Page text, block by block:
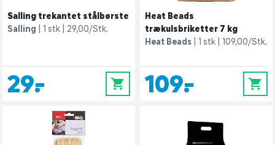
Salling trekantet stålbørste
Salling
1 stk 29,00/Stk.
29,- 0
Heat Beads
trækulsbriketter 7 kg
Heat Beads
1 stk 109,00/Stk.
109,- 0